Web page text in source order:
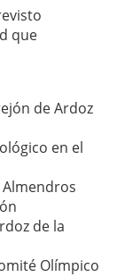
que
de Ardoz
en el
de la
Olímpico